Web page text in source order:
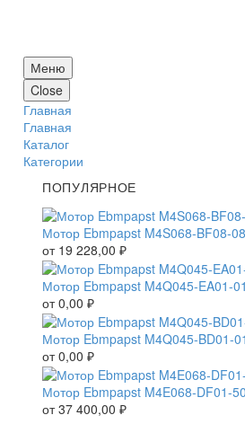
Меню
Close
Главная
Главная
Каталог
Категории
ПОПУЛЯРНОЕ
Мотор Ebmpapst M4S068-BF08-
от 19 228,00 ₽
Мотор Ebmpapst M4Q045-EA01-
от0,00 ₽
Мотор Ebmpapst M4Q045-BD01-
от0,00 ₽
Мотор Ebmpapst M4E068-DF01-
от37 400,00 ₽